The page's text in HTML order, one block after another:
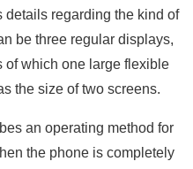
details regarding the kind of
be three regular displays,
of which one large flexible
the size of two screens.
an operating method for
the phone is completely